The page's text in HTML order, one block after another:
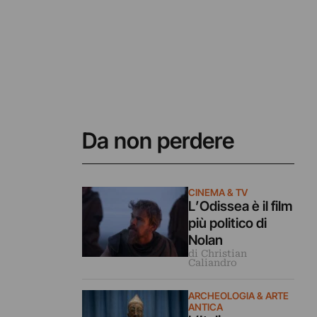
Da non perdere
CINEMA & TV
L’Odissea è il film
più politico di
Nolan
di Christian
Caliandro
ARCHEOLOGIA & ARTE
ANTICA